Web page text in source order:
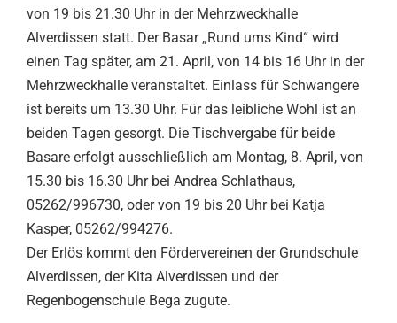
von 19 bis 21.30 Uhr in der Mehrzweckhalle
Alverdissen statt. Der Basar „Rund ums Kind“ wird
einen Tag später, am 21. April, von 14 bis 16 Uhr in der
Mehrzweckhalle veranstaltet. Einlass für Schwangere
ist bereits um 13.30 Uhr. Für das leibliche Wohl ist an
beiden Tagen gesorgt. Die Tischvergabe für beide
Basare erfolgt ausschließlich am Montag, 8. April, von
15.30 bis 16.30 Uhr bei Andrea Schlathaus,
05262/996730, oder von 19 bis 20 Uhr bei Katja
Kasper, 05262/994276.
Der Erlös kommt den Fördervereinen der Grundschule
Alverdissen, der Kita Alverdissen und der
Regenbogenschule Bega zugute.